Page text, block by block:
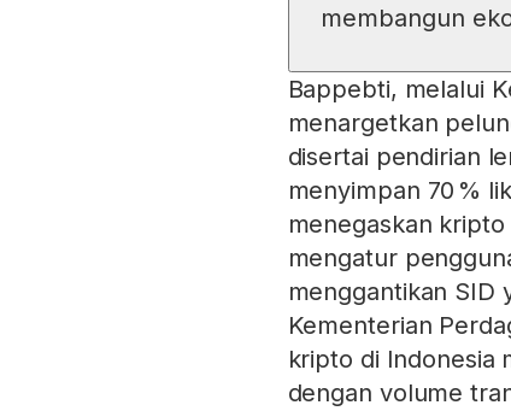
membangun
Bappebti, melalui
menargetkan
disertai pendirian
menyimpan 70 %
menegaskan
mengatur
menggantikan SID
Kementerian
kripto di Indonesia
dengan volume